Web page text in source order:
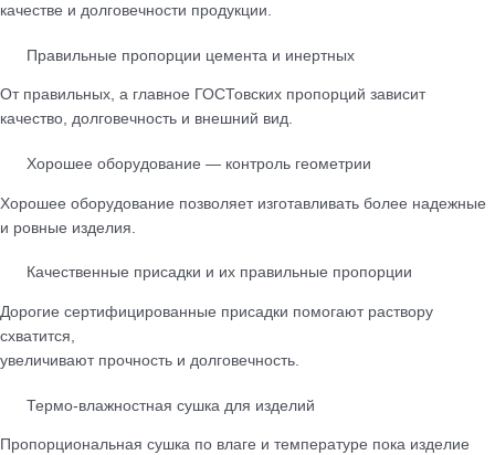
качестве и долговечности продукции.
Правильные пропорции цемента и инертных
От правильных, а главное ГОСТовских пропорций зависит
качество, долговечность и внешний вид.
Хорошее оборудование — контроль геометрии
Хорошее оборудование позволяет изготавливать более надежные
и ровные изделия.
Качественные присадки и их правильные пропорции
Дорогие сертифицированные присадки помогают раствору
схватится,
увеличивают прочность и долговечность.
Термо-влажностная сушка для изделий
Пропорциональная сушка по влаге и температуре пока изделие